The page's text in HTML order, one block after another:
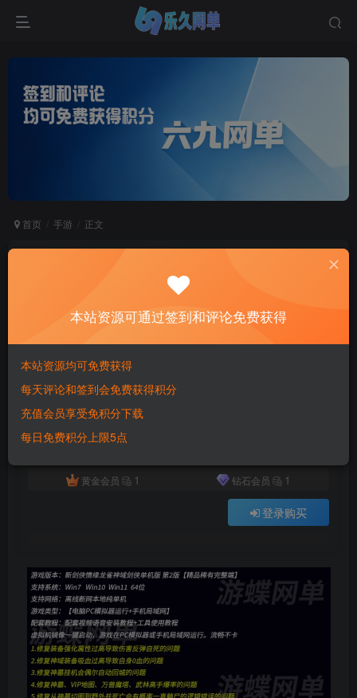
首页 手游 正文
六九网单
2个月前更新
关注
2 5157 570
此内容为付费资源，请付费后查看
黄金会员
1 钻石会员 1
登录购买
付费资源
本站资源可通过签到和评论免费获得
本站资源均可免费获得
每天评论和签到会免费获得积分
充值会员享受免积分下载
每日免费积分上限5点